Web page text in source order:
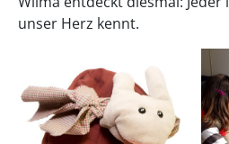
unser Herz kennt.